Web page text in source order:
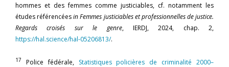
hommes et des femmes comme justiciables, cf. notamment les
études référencéesin Femmes justiciables et professionnelles de justice.
Regards croisés sur le genre, IERDJ, 2024, chap. 2,
https://hal.science/hal-05206813/.
17 Police fédérale, Statistiques policières de criminalité 2000–